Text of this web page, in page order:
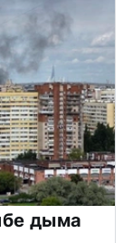
дыма